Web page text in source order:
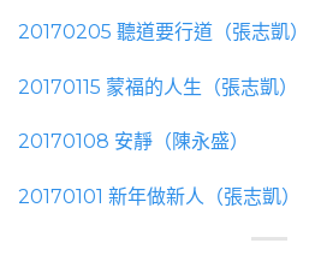
20170205 聽道要行道（張志凱）
20170115 蒙福的人生（張志凱）
20170108 安靜（陳永盛）
20170101 新年做新人（張志凱）